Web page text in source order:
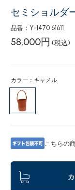
セミショルダ
品番：Y-1470 61611
58,000円 (税込)
カラー：キャメル
こちらの